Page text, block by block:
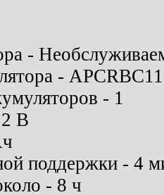
-
-
- 1
В
поддержки - 4
- 8 ч